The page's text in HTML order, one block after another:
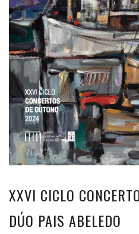
XXVI CICLO
DÚO PAIS ABELEDO